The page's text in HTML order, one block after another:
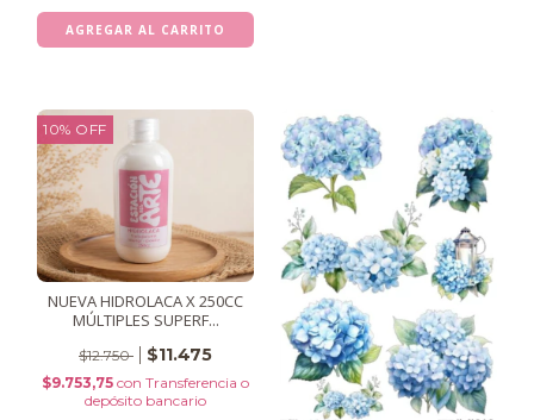
10% OFF
NUEVA HIDROLACA X 250CC
MÚLTIPLES SUPERF...
$12.750 $11.475
$9.753,75 con Transferencia o
depósito bancario